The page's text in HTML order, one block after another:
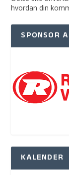
hvordan din
SPONSOR
KALENDER